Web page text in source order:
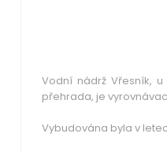
Vodní nádrž Vřesník,
přehrada, je
Vybudována byla v